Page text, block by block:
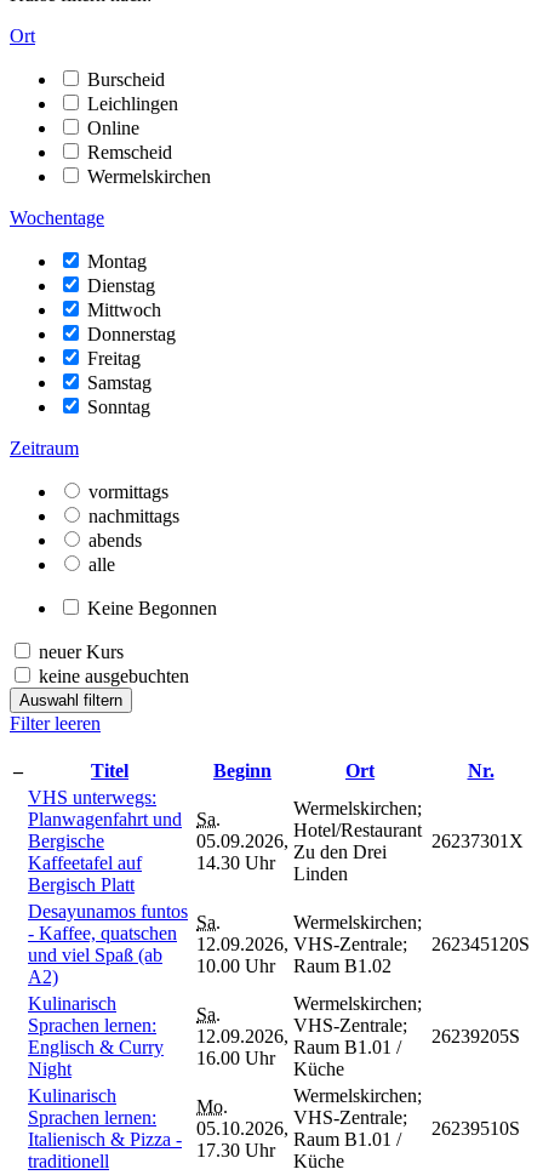
Ort
Burscheid
Leichlingen
Online
Remscheid
Wermelskirchen
Wochentage
Montag
Dienstag
Mittwoch
Donnerstag
Freitag
Samstag
Sonntag
Zeitraum
vormittags
nachmittags
abends
alle
Keine Begonnen
neuer Kurs
keine ausgebuchten
Auswahl filtern
Filter leeren
– Titel Beginn Ort
Nr.
VHS unterwegs:
Planwagenfahrt und
Bergische
Kaffeetafel auf
Bergisch Platt
Sa.
05.09.2026,
14.30 Uhr
Wermelskirchen;
Hotel/Restaurant
Zu den Drei
Linden
26237301X
Desayunamos funtos
- Kaffee, quatschen
und viel Spaß (ab
A2)
Sa.
12.09.2026,
10.00 Uhr
Wermelskirchen;
VHS-Zentrale;
Raum B1.02
262345120S
Kulinarisch
Sprachen lernen:
Englisch & Curry
Night
Sa.
12.09.2026,
16.00 Uhr
Wermelskirchen;
VHS-Zentrale;
Raum B1.01 /
Küche
26239205S
Kulinarisch
Sprachen lernen:
Italienisch & Pizza -
traditionell
Mo.
05.10.2026,
17.30 Uhr
Wermelskirchen;
VHS-Zentrale;
Raum B1.01 /
Küche
26239510S